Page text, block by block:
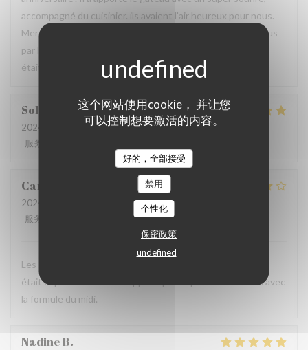
这个网站使用cookie， 并让您
可以控制想要激活的内容。
好的，全部接受
禁用
个性化
保密政策
undefined
accompagné du cuisinier. ils avaient l'air heureux pour nous.
Merci à lui et au cuisinier. Petit bémol, nous avons été déçus
par la pièce de boeuf, elle était dure. En revanche, le thon
était succulent.
Solange
2024-10-05
- 12:30 - 来宾 6
服务
Caroline
2024-08-29
- 12:30 - 来宾 6
服务
4/5 质价比
Les serveurs sont agréables et dynamiques, le plat du jour
était copieux et bon. Le rapport qualité prix est très bien avec
la formule du midi.
NadineB